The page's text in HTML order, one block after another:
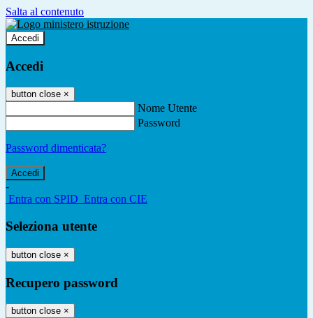
Salta al contenuto
Accedi
Accedi
button close ×
Nome Utente
Password
Password dimenticata?
-
Entra con SPID Entra con CIE
Seleziona utente
button close ×
Recupero password
button close ×